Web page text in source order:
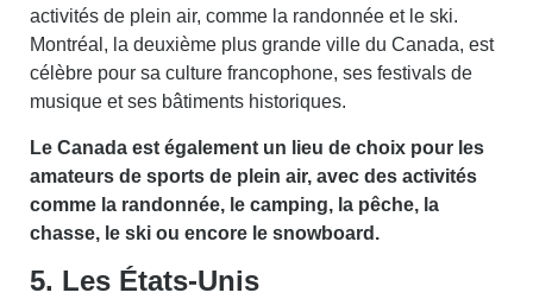
activités de plein air, comme la randonnée et le ski.
Montréal, la deuxième plus grande ville du Canada, est
célèbre pour sa culture francophone, ses festivals de
musique et ses bâtiments historiques.
Le Canada est également un lieu de choix pour les
amateurs de sports de plein air, avec des activités
comme la randonnée, le camping, la pêche, la
chasse, le ski ou encore le snowboard.
5. Les États-Unis